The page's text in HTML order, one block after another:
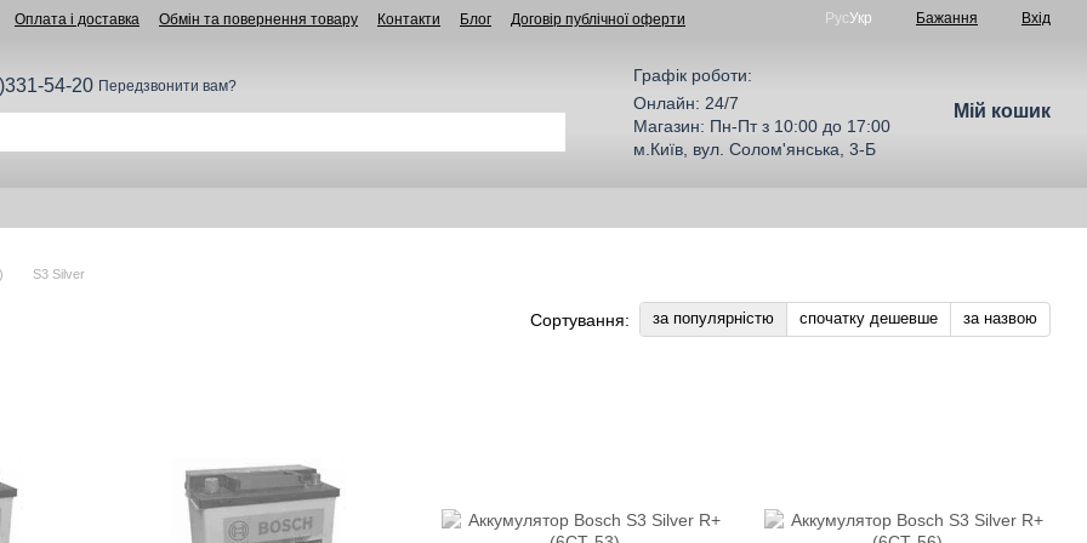
Оплата і доставка Обмін та повернення товару Контакти Блог Договір публічної оферти РусУкр Бажання Вхід
54-20 Передзвонити вам?
Графік роботи:
Онлайн: 24/7
Магазин: Пн-Пт з 10:00 до 17:00
м.Київ, вул. Солом'янська, 3-Б
Мій кошик
S3 Silver
Сортування: за популярністю спочатку дешевше за назвою